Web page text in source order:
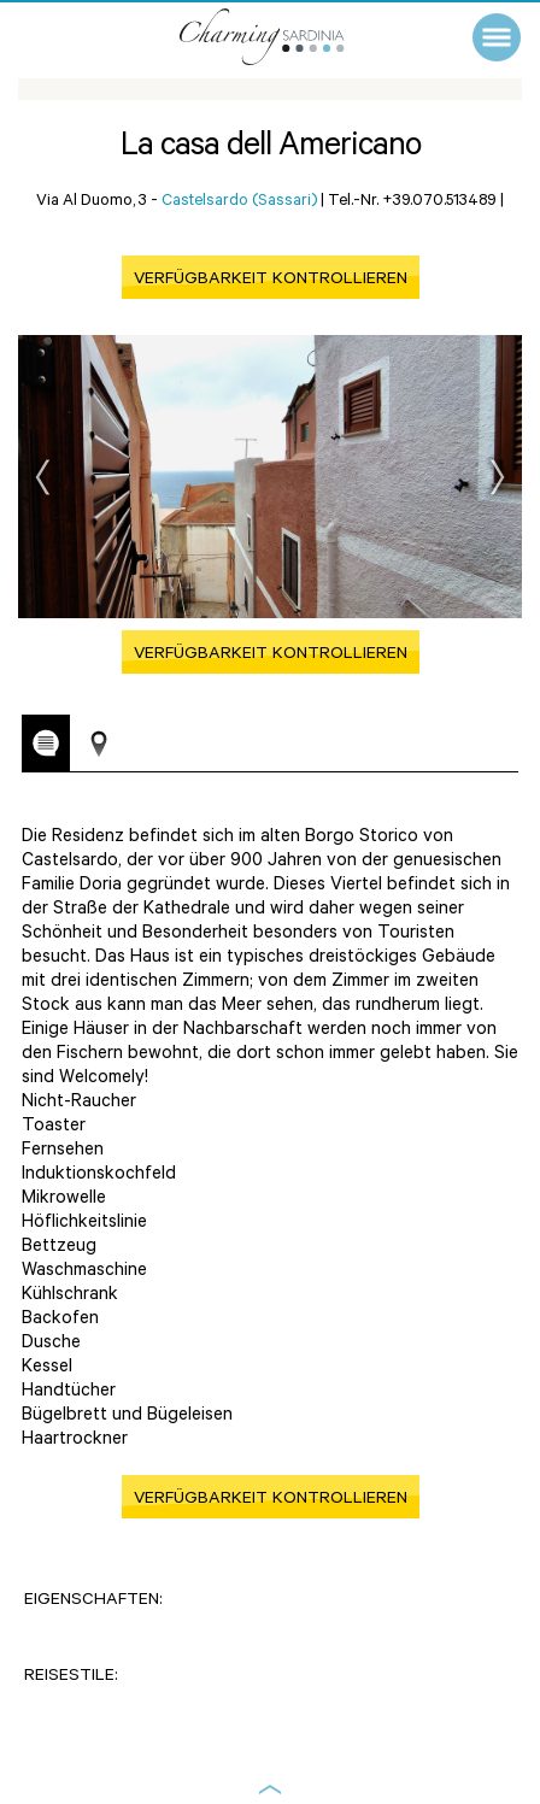
La casa dell Americano
Via Al Duomo, 3 - Castelsardo (Sassari) | Tel.-Nr. +39.070.513489 |
VERFÜGBARKEIT KONTROLLIEREN
VERFÜGBARKEIT KONTROLLIEREN
Die Residenz befindet sich im alten Borgo Storico von
Castelsardo, der vor über 900 Jahren von der genuesischen
Familie Doria gegründet wurde. Dieses Viertel befindet sich in
der Straße der Kathedrale und wird daher wegen seiner
Schönheit und Besonderheit besonders von Touristen
besucht. Das Haus ist ein typisches dreistöckiges Gebäude
mit drei identischen Zimmern; von dem Zimmer im zweiten
Stock aus kann man das Meer sehen, das rundherum liegt.
Einige Häuser in der Nachbarschaft werden noch immer von
den Fischern bewohnt, die dort schon immer gelebt haben. Sie
sind Welcomely!
Nicht-Raucher
Toaster
Fernsehen
Induktionskochfeld
Mikrowelle
Höflichkeitslinie
Bettzeug
Waschmaschine
Kühlschrank
Backofen
Dusche
Kessel
Handtücher
Bügelbrett und Bügeleisen
Haartrockner
VERFÜGBARKEIT KONTROLLIEREN
EIGENSCHAFTEN:
REISESTILE: